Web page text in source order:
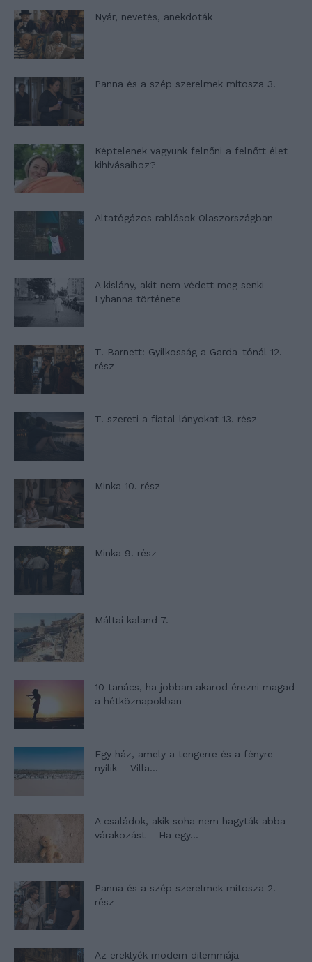
Nyár, nevetés, anekdoták
Panna és a szép szerelmek mítosza 3.
Képtelenek vagyunk felnőni a felnőtt élet
kihívásaihoz?
Altatógázos rablások Olaszországban
A kislány, akit nem védett meg senki –
Lyhanna története
T. Barnett: Gyilkosság a Garda-tónál 12.
rész
T. szereti a fiatal lányokat 13. rész
Minka 10. rész
Minka 9. rész
Máltai kaland 7.
10 tanács, ha jobban akarod érezni magad
a hétköznapokban
Egy ház, amely a tengerre és a fényre
nyílik – Villa...
A családok, akik soha nem hagyták abba
várakozást – Ha egy...
Panna és a szép szerelmek mítosza 2.
rész
Az ereklyék modern dilemmája